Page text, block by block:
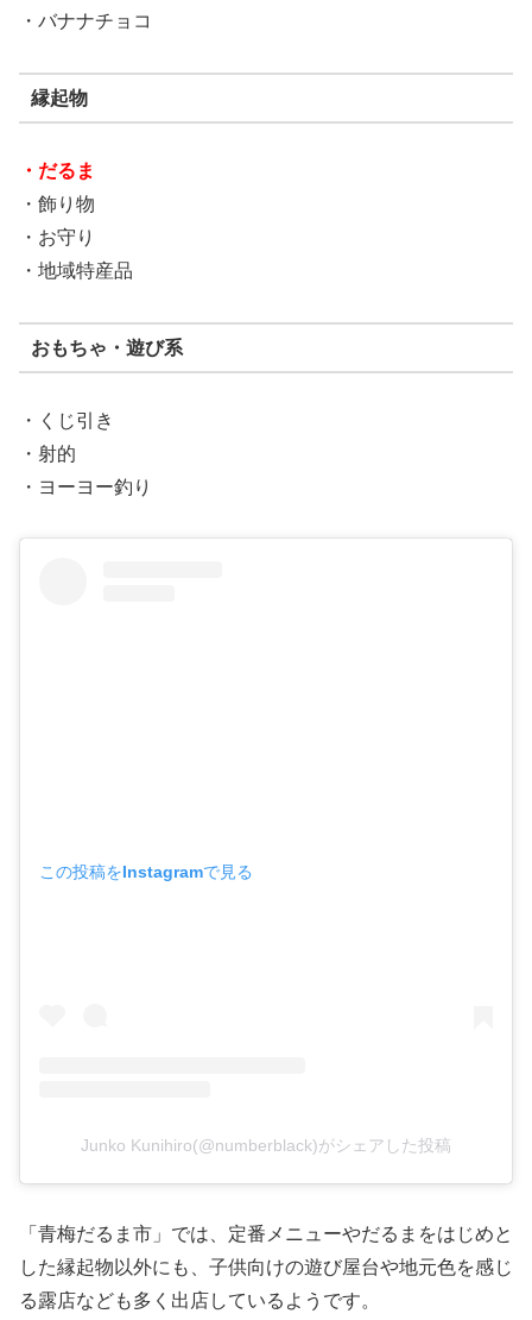
・バナナチョコ
縁起物
・だるま
・飾り物
・お守り
・地域特産品
おもちゃ・遊び系
・くじ引き
・射的
・ヨーヨー釣り
この投稿をInstagramで見る
Junko Kunihiro(@numberblack)がシェアした投稿
「青梅だるま市」では、定番メニューやだるまをはじめと
した縁起物以外にも、子供向けの遊び屋台や地元色を感じ
る露店なども多く出店しているようです。